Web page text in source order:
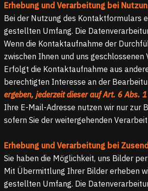
Erhebung und Verarbeitung bei
Bei der Nutzung des Kontaktformulars
gestellten Umfang. Die
Wenn die Kontaktaufnahme der
zwischen Ihnen und uns
Erfolgt die Kontaktaufnahme aus
berechtigten Interesse an der
ergeben, jederzeit dieser auf Art. 6 Abs.
Ihre E-Mail-Adresse nutzen wir nur zur
sofern Sie der weitergehenden
Erhebung und Verarbeitung bei
Sie haben die Möglichkeit, uns Bilder
Mit Übermittlung Ihrer Bilder erheben
gestellten Umfang. Die